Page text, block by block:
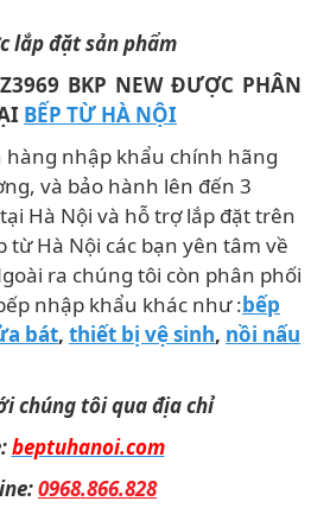
lắp đặt sản phẩm
BKP NEW ĐƯỢC PHÂN
BẾP TỪ HÀ NỘI
hàng nhập khẩu chính hãng
và bảo hành lên đến 3
Hà Nội và hỗ trợ lắp đặt trên
từ Hà Nội các bạn yên tâm về
ra chúng tôi còn phân phối
nhập khẩu khác như :bếp
bát, thiết bị vệ sinh, nồi nấu
chúng tôi qua địa chỉ
beptuhanoi.com
0968.866.828